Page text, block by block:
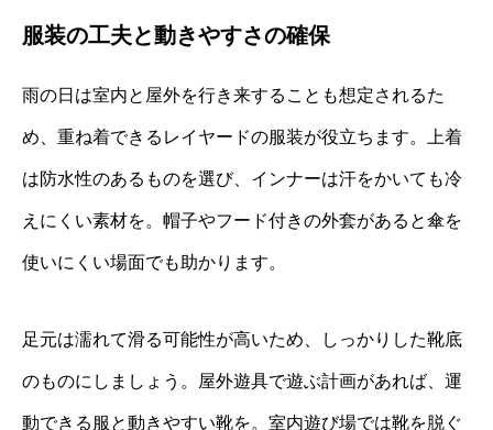
服装の工夫と動きやすさの確保
雨の日は室内と屋外を行き来することも想定されるた
め、重ね着できるレイヤードの服装が役立ちます。上着
は防水性のあるものを選び、インナーは汗をかいても冷
えにくい素材を。帽子やフード付きの外套があると傘を
使いにくい場面でも助かります。
足元は濡れて滑る可能性が高いため、しっかりした靴底
のものにしましょう。屋外遊具で遊ぶ計画があれば、運
動できる服と動きやすい靴を。室内遊び場では靴を脱ぐ